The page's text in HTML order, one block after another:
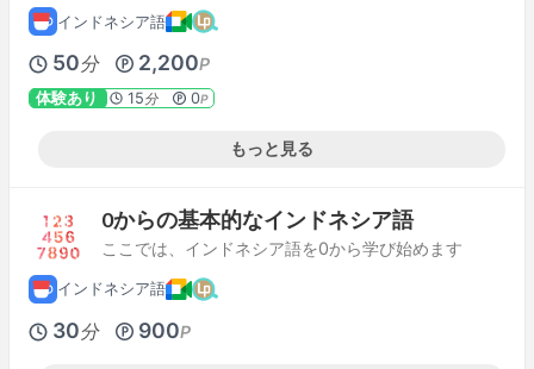
インドネシア語
50分 2,200P
体験あり 15分 0P
もっと見る
0からの基本的なインドネシア語
ここでは、インドネシア語を0から学び始めます
インドネシア語
30分 900P